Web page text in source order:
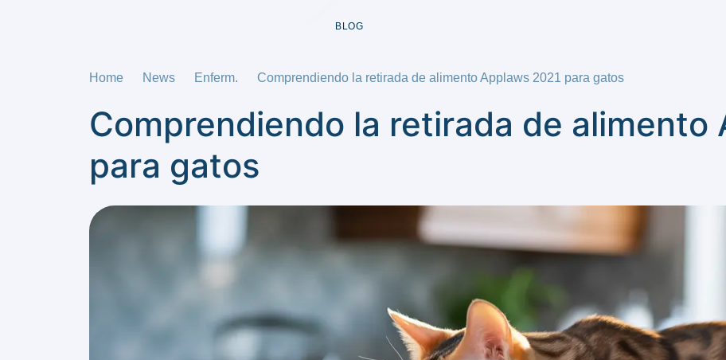
BLOG
Home News Enferm. Comprendiendo la retirada de alimento Applaws 2021 para gatos
Comprendiendo la retirada de alimento
para gatos